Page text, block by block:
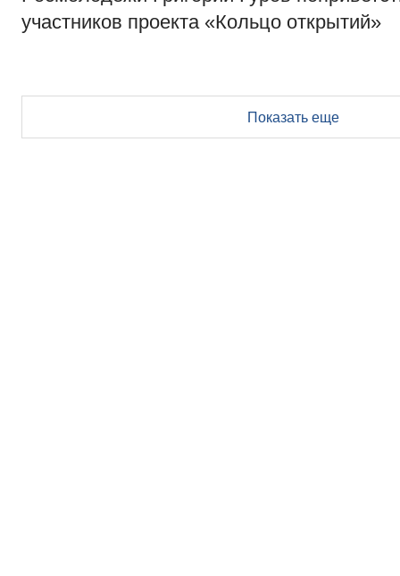
участников проекта «Кольцо открытий»
Показать еще